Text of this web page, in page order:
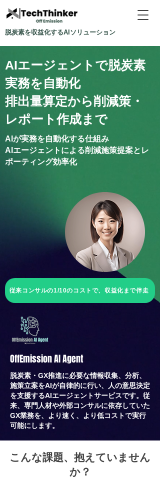
脱炭素を収益化するAIソリューション
AIエージェントで脱炭素
実務を自動化
排出量算定から削減策・
レポート作成まで
AIが実務を自動化する仕組み
AIエージェントによる削減施策提案とレ
ポーティング効率化
従来コンサルの1/10のコストで、収益化まで伴走
OffEmission AI Agent
脱炭素・GX推進に必要な情報収集、分析、
施策立案をAIが自律的に行い、人の意思決定
を支援するAIエージェントサービスです。従
来、専門人材や外部コンサルに依存していた
GX業務を、より速く、より低コストで実行
可能にします。
こんな課題、抱えていません
か？